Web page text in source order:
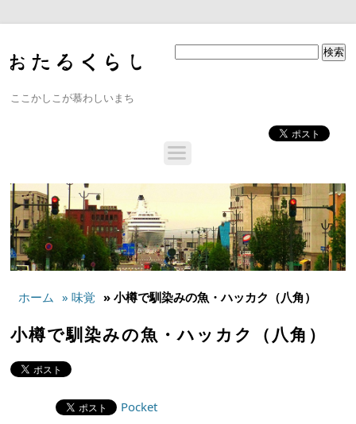
ここかしこが慕わしいまち
ホーム » 味覚 » 小樽で馴染みの魚・ハッカク（八角）
小樽で馴染みの魚・ハッカク（八角）
Pocket